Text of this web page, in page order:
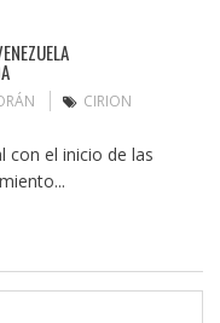
CIRION
con el inicio de las